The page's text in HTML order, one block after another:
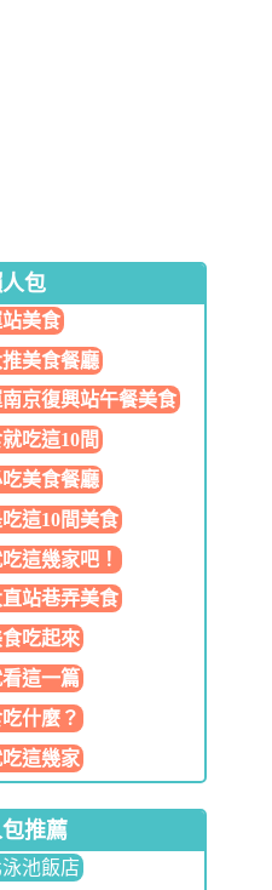
包
美食
美食餐廳
京復興站午餐美食
吃這10間
美食餐廳
這10間美食
這幾家吧！
站巷弄美食
吃起來
這一篇
什麼？
這幾家
推薦
池飯店